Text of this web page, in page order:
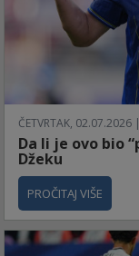
ČETVRTAK,
Da li je ovo bio
Džeku
PROČITAJ VIŠE